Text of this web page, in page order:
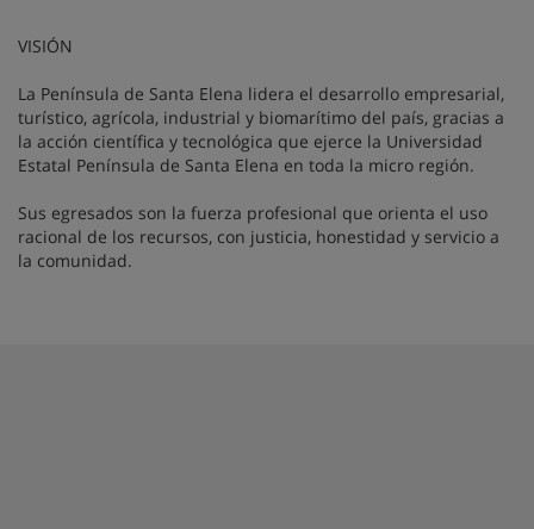
VISIÓN
La Península de Santa Elena lidera el desarrollo empresarial,
turístico, agrícola, industrial y biomarítimo del país, gracias a
la acción científica y tecnológica que ejerce la Universidad
Estatal Península de Santa Elena en toda la micro región.
Sus egresados son la fuerza profesional que orienta el uso
racional de los recursos, con justicia, honestidad y servicio a
la comunidad.